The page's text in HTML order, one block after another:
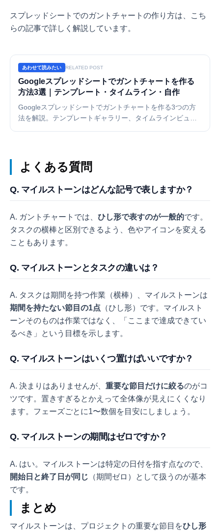
スプレッドシートでのガントチャートの作り方は、こち
らの記事で詳しく解説しています。
あわせて読みたい RELATED POST
Googleスプレッドシートでガントチャートを作る
方法3選｜テンプレート・タイムライン・自作
Googleスプレッドシートでガントチャートを作る3つの方
法を解説。テンプレートギャラリー、タイムラインビュ
よくある質問
Q. マイルストーンはどんな記号で表しますか？
A. ガントチャートでは、 ひし形で表すのが一般的です。
タスクの横棒と区別できるよう、色やアイコンを変える
こともあります。
Q. マイルストーンとタスクの違いは？
A. タスクは期間を持つ作業（横棒）、マイルストーンは
期間を持たない節目の1点 （ひし形）です。マイルスト
ーンそのものは作業ではなく、「ここまで達成できてい
るべき」という目標を示します。
Q. マイルストーンはいくつ置けばいいですか？
A. 決まりはありませんが、 重要な節目だけに絞るのがコ
ツです。置きすぎるとかえって全体像が見えにくくなり
ます。フェーズごとに1〜数個を目安にしましょう。
Q. マイルストーンの期間はゼロですか？
A. はい。マイルストーンは特定の日付を指す点なので、
開始日と終了日が同じ （期間ゼロ）として扱うのが基本
です。
まとめ
マイルストーンは、プロジェクトの重要な節目をひし形